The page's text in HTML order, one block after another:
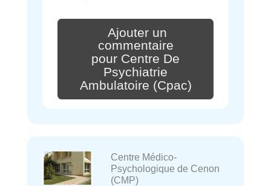
Ajouter un
commentaire
pour Centre De
Psychiatrie
Ambulatoire (Cpac)
Centre Médico-
Psychologique de Cenon
(CMP)